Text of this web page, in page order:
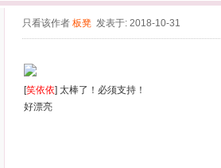
只看该作者 板凳 发表于: 2018-10-31
[笑依依] 太棒了！必须支持！
好漂亮